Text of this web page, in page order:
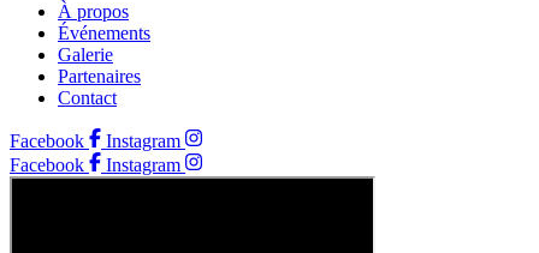
À propos
Événements
Galerie
Partenaires
Contact
Facebook
Instagram
Facebook
Instagram